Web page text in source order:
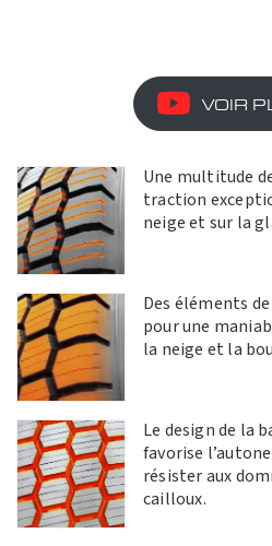
VOIR
Une multitude
traction
neige et sur la
Des éléments
pour une
la neige et la
Le design de la
favorise
résister aux
cailloux.